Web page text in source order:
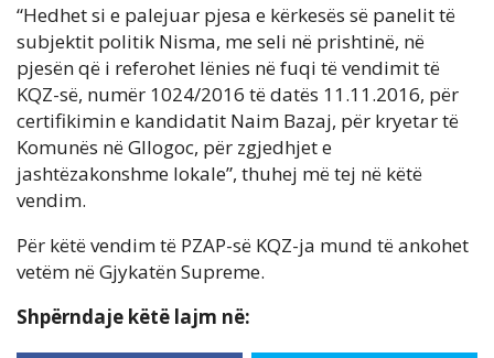
“Hedhet si e palejuar pjesa e kërkesës së panelit të
subjektit politik Nisma, me seli në prishtinë, në
pjesën që i referohet lënies në fuqi të vendimit të
KQZ-së, numër 1024/2016 të datës 11.11.2016, për
certifikimin e kandidatit Naim Bazaj, për kryetar të
Komunës në Gllogoc, për zgjedhjet e
jashtëzakonshme lokale”, thuhej më tej në këtë
vendim.
Për këtë vendim të PZAP-së KQZ-ja mund të ankohet
vetëm në Gjykatën Supreme.
Shpërndaje këtë lajm në: